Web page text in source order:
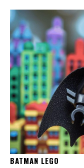
BATMAN LEGO